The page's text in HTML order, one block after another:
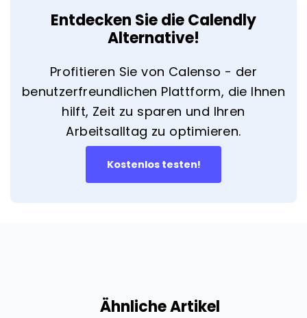
Entdecken Sie die Calendly
Alternative!
Profitieren Sie von Calenso - der
benutzerfreundlichen Plattform, die Ihnen
hilft, Zeit zu sparen und Ihren
Arbeitsalltag zu optimieren.
Kostenlos testen!
Ähnliche Artikel